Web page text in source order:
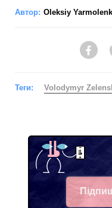
Автор: Oleksiy
Теги: Volodymyr